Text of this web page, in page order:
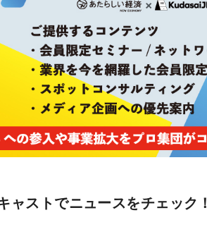
ャストでニュースをチェック！